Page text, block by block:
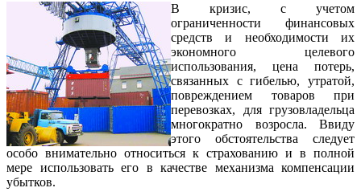
В кризис, с учетом
ограниченности финансовых
средств и необходимости их
экономного целевого
использования, цена потерь,
связанных с гибелью, утратой,
повреждением товаров при
перевозках, для грузовладельца
многократно возросла. Ввиду
этого обстоятельства следует
особо внимательно относиться к страхованию и в полной
мере использовать его в качестве механизма компенсации
убытков.